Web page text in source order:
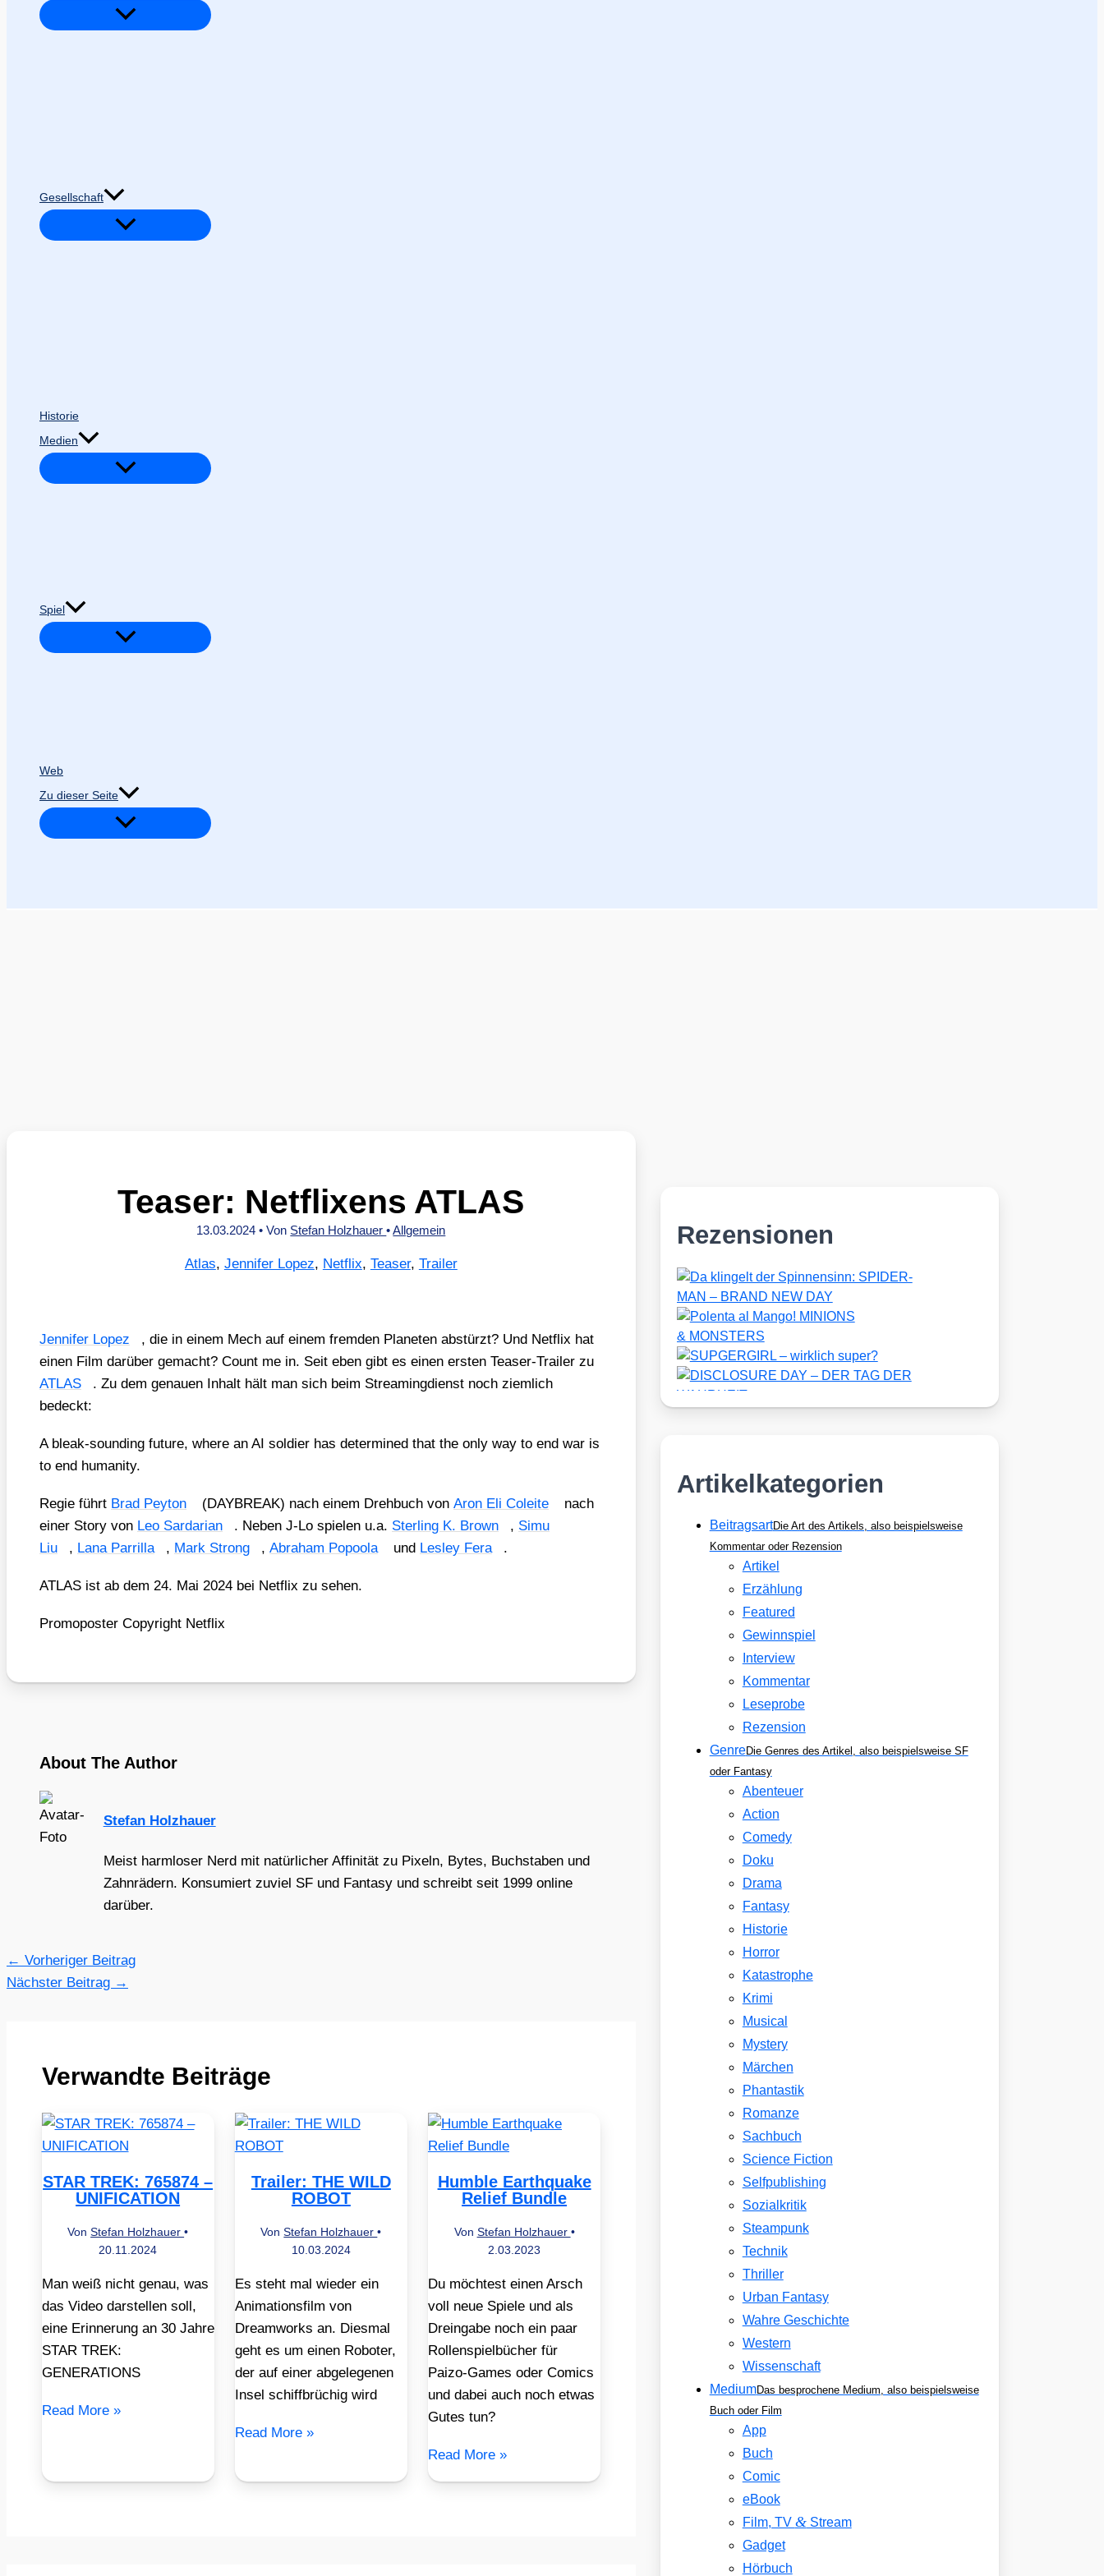
Gesellschaft
Historie
Medien
Spiel
Web
Zu dieser Seite
Teaser: Netflixens ATLAS
13.03.2024• Von Stefan Holzhauer•Allgemein
Atlas, Jennifer Lopez, Netflix, Teaser, Trailer
Jen­ni­fer Lopez
, die in einem Mech auf einem frem­den Pla­ne­ten abstürzt? Und Net­flix hat
einen Film dar­über gemacht? Count me in. Seit eben gibt es einen ers­ten Teaser-Trai­ler zu
ATLAS
. Zu dem genau­en Inhalt hält man sich beim Strea­ming­dienst noch ziem­lich
bedeckt:
A bleak-sound­ing future, whe­re an AI sol­dier has deter­mi­ned that the only way to end war is
to end huma­ni­ty.
Regie führt Brad Pey­ton (DAYBREAK) nach einem Dreh­buch von Aron Eli Colei­te
nach
einer Sto­ry von Leo Sar­da­ri­an . Neben J‑Lo spie­len u.a. Ster­ling K. Brown , Simu
Liu
, Lana Par­ril­la , Mark Strong , Abra­ham Popoo­la und Les­ley Fera .
ATLAS ist ab dem 24. Mai 2024 bei Net­flix zu sehen.
Pro­mo­pos­ter Copy­right Net­flix
About The Author
Stefan Holzhauer
Meist harmloser Nerd mit natürlicher Affinität zu Pixeln, Bytes, Buchstaben und
Zahnrädern. Konsumiert zuviel SF und Fantasy und schreibt seit 1999 online
darüber.
← Vorheriger Beitrag
Nächster Beitrag →
Verwandte Beiträge
STAR TREK: 765874 –
UNIFICATION
VonStefan Holzhauer•
20.11.2024
Man weiß nicht genau, was
das Video darstellen soll,
eine Erinnerung an 30 Jahre
STAR TREK:
GENERATIONS
Read More »
Trailer: THE WILD
ROBOT
VonStefan Holzhauer•
10.03.2024
Es steht mal wieder ein
Animationsfilm von
Dreamworks an. Diesmal
geht es um einen Roboter,
der auf einer abgelegenen
Insel schiffbrüchig wird
Read More »
Humble Earthquake
Relief Bundle
Von Stefan Holzhauer •
2.03.2023
Du möchtest einen Arsch
voll neue Spiele und als
Dreingabe noch ein paar
Rollenspielbücher für
Paizo-Games oder Comics
und dabei auch noch etwas
Gutes tun?
Read More »
Rezensionen
Artikelkategorien
BeitragsartDie Art des Artikels, also beispielsweise
Kommentar oder Rezension
Artikel
Erzählung
Featured
Gewinnspiel
Interview
Kommentar
Leseprobe
Rezension
GenreDie Genres des Artikel, also beispielsweise SF
oder Fantasy
Abenteuer
Action
Comedy
Doku
Drama
Fantasy
Historie
Horror
Katastrophe
Krimi
Musical
Mystery
Märchen
Phantastik
Romanze
Sachbuch
Science Fiction
Selfpublishing
Sozialkritik
Steampunk
Technik
Thriller
Urban Fantasy
Wahre Geschichte
Western
Wissenschaft
MediumDas besprochene Medium, also beispielsweise
Buch oder Film
App
Buch
Comic
eBook
Film, TV &Stream
Gadget
Hörbuch